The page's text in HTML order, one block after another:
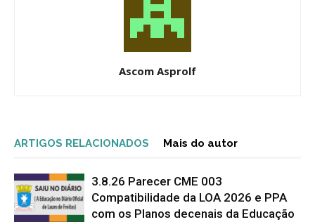
Ascom Asprolf
ARTIGOS RELACIONADOS Mais do autor
3.8.26 Parecer CME 003
Compatibilidade da LOA 2026 e PPA
com os Planos decenais da Educação